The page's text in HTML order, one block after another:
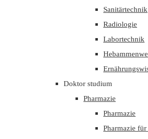
Sanitärtechnik
Radiologie
Labortechnik
Doktor studium
Pharmazie
Pharmazie
Pharmazie